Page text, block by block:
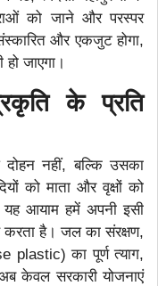
को जाने और परस्पर
और एकजुट होगा,
जाएगा।
के प्रति
नहीं, बल्कि उसका
को माता और वृक्षों को
यह आयाम हमें अपनी इसी
है। जल का संरक्षण,
plastic) का पूर्ण त्याग,
केवल सरकारी योजनाएं